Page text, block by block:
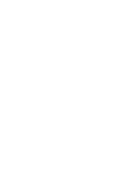
filosofía de
como un
a
que